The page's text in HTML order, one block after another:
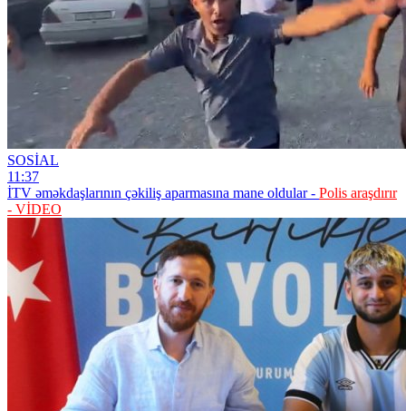
SOSİAL
11:37
İTV əməkdaşlarının çəkiliş aparmasına mane oldular - Polis araşdırır
- VİDEO